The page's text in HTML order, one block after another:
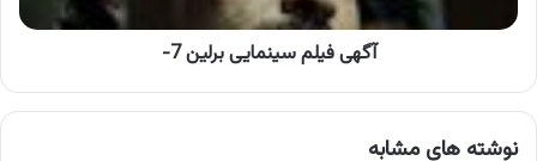
آگهی فیلم سینمایی برلین 7-
نوشته های مشابه